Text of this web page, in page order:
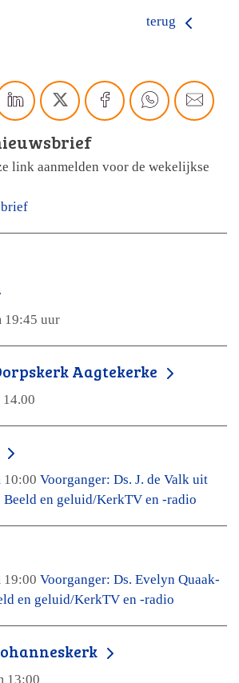
terug
link aanmelden voor de wekelijkse
19:45 uur
Aagtekerke
14.00
10:00 Voorganger: Ds. J. de Valk uit
en geluid/KerkTV en -radio
19:00 Voorganger: Ds. Evelyn Quaak-
en geluid/KerkTV en -radio
13:00